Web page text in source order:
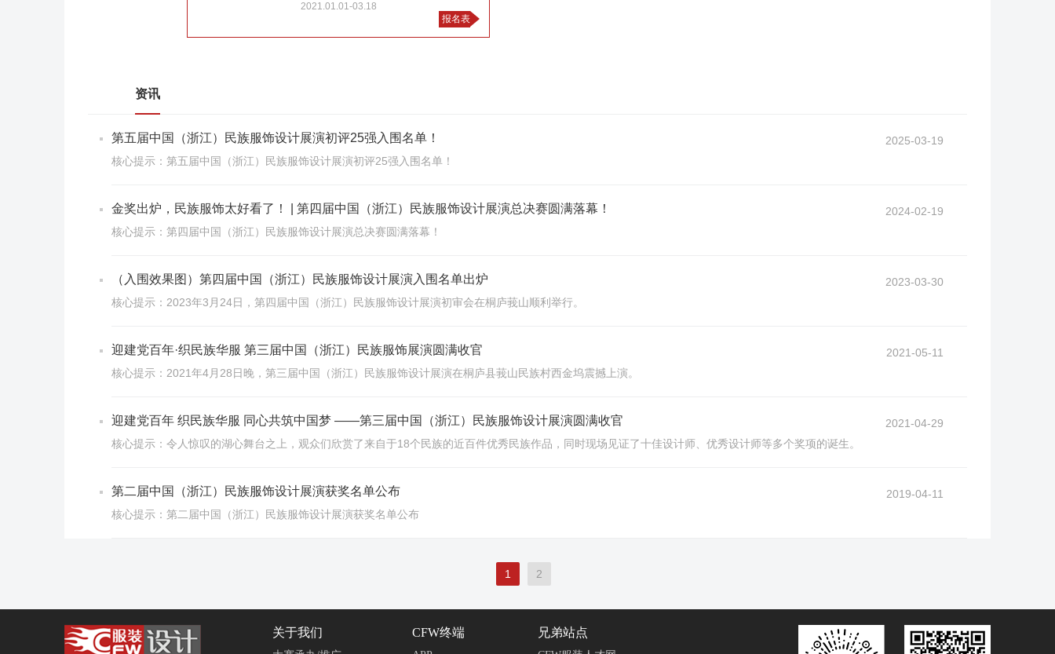
2021.01.01-03.18
报名表
资讯
第五届中国（浙江）民族服饰设计展演初评25强入围名单！
2025-03-19
核心提示：第五届中国（浙江）民族服饰设计展演初评25强入围名单！
金奖出炉，民族服饰太好看了！ | 第四届中国（浙江）民族服饰设计展演总决赛圆满落幕！
2024-02-19
核心提示：第四届中国（浙江）民族服饰设计展演总决赛圆满落幕！
（入围效果图）第四届中国（浙江）民族服饰设计展演入围名单出炉
2023-03-30
核心提示：2023年3月24日，第四届中国（浙江）民族服饰设计展演初审会在桐庐莪山顺利举行。
迎建党百年·织民族华服 第三届中国（浙江）民族服饰展演圆满收官
2021-05-11
核心提示：2021年4月28日晚，第三届中国（浙江）民族服饰设计展演在桐庐县莪山民族村西金坞震撼上演。
迎建党百年 织民族华服 同心共筑中国梦 ——第三届中国（浙江）民族服饰设计展演圆满收官
2021-04-29
核心提示：令人惊叹的湖心舞台之上，观众们欣赏了来自于18个民族的近百件优秀民族作品，同时现场见证了十佳设计师、优秀设计师等多个奖项的诞生。
第二届中国（浙江）民族服饰设计展演获奖名单公布
2019-04-11
核心提示：第二届中国（浙江）民族服饰设计展演获奖名单公布
1 2
关于我们 CFW终端 兄弟站点